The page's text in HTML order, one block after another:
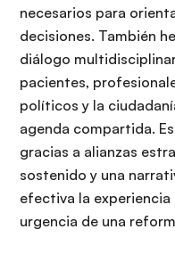
necesarios para
decisiones. También
diálogo
pacientes,
políticos y la
agenda compartida.
gracias a alianzas
sostenido y una
efectiva la
urgencia de una